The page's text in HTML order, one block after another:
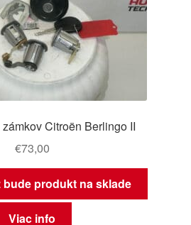
Citroën Berlingo II
€73,00
bude produkt na sklade
Viac info